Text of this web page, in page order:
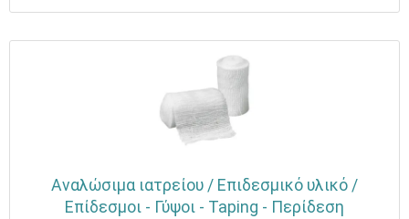
Αναλώσιμα ιατρείου / Επιδεσμικό υλικό /
Επίδεσμοι - Γύψοι - Taping - Περίδεση